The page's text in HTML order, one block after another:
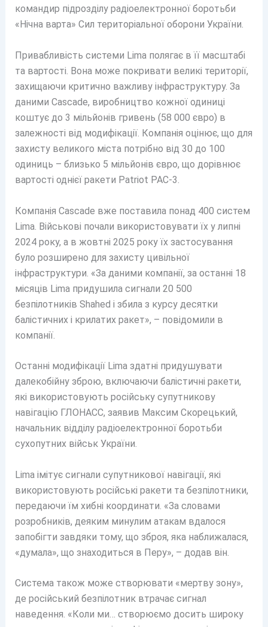
командир підрозділу радіоелектронної боротьби
«Нічна варта» Сил територіальної оборони України.
Привабливість системи Lima полягає в її масштабі
та вартості. Вона може покривати великі території,
захищаючи критично важливу інфраструктуру. За
даними Cascade, виробництво кожної одиниці
коштує до 3 мільйонів гривень (58 000 євро) в
залежності від модифікації. Компанія оцінює, що для
захисту великого міста потрібно від 30 до 100
одиниць – близько 5 мільйонів євро, що дорівнює
вартості однієї ракети Patriot PAC-3.
Компанія Cascade вже поставила понад 400 систем
Lima. Військові почали використовувати їх у липні
2024 року, а в жовтні 2025 року їх застосування
було розширено для захисту цивільної
інфраструктури. «За даними компанії, за останні 18
місяців Lima придушила сигнали 20 500
безпілотників Shahed і збила з курсу десятки
балістичних і крилатих ракет», – повідомили в
компанії.
Останні модифікації Lima здатні придушувати
далекобійну зброю, включаючи балістичні ракети,
які використовують російську супутникову
навігацію ГЛОНАСС, заявив Максим Скорецький,
начальник відділу радіоелектронної боротьби
сухопутних військ України.
Lima імітує сигнали супутникової навігації, які
використовують російські ракети та безпілотники,
передаючи їм хибні координати. «За словами
розробників, деяким минулим атакам вдалося
запобігти завдяки тому, що зброя, яка наближалася,
«думала», що знаходиться в Перу», – додав він.
Система також може створювати «мертву зону»,
де російський безпілотник втрачає сигнал
наведення. «Коли ми… створюємо досить широку